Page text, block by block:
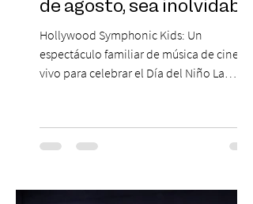
de agosto, sea inolvidable
Hollywood Symphonic Kids: Un
espectáculo familiar de música de cine en
vivo para celebrar el Día del Niño La
musical única e inolvidable con motivo del
Día del Niño. El espectáculo Hollywood
de todos los tiempos en un concierto en